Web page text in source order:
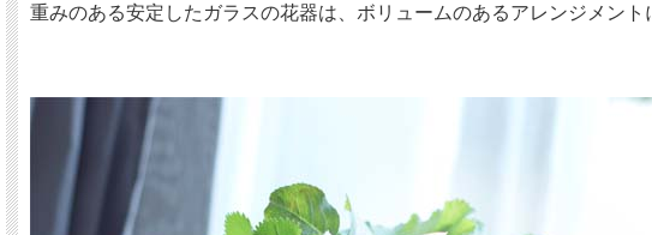
重みのある安定したガラスの花器は、ボリュームのあるアレンジメント